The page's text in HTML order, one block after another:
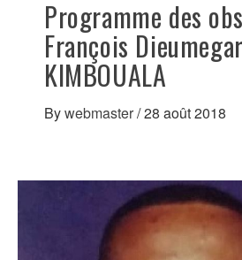
Programme des
François
KIMBOUALA
Bywebmaster/28 août 2018